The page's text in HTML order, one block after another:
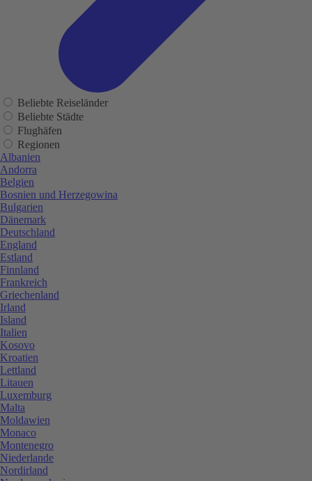
Beliebte Reiseländer
Beliebte Städte
Flughäfen
Regionen
Albanien
Andorra
Belgien
Bosnien und Herzegowina
Bulgarien
Dänemark
Deutschland
England
Estland
Finnland
Frankreich
Griechenland
Irland
Island
Italien
Kosovo
Kroatien
Lettland
Litauen
Luxemburg
Malta
Moldawien
Monaco
Montenegro
Niederlande
Nordirland